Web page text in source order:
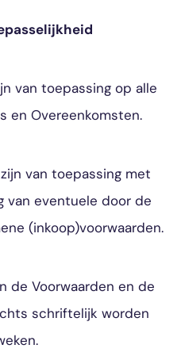
van toepassing op alle
en Overeenkomsten.
van toepassing met
van eventuele door de
(inkoop)voorwaarden.
de Voorwaarden en de
schriftelijk worden